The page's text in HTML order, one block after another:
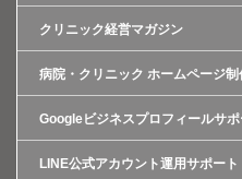
クリニック経営マガジン
病院・クリニック ホームページ制
Googleビジネスプロフィールサポ
LINE公式アカウント運用サポート